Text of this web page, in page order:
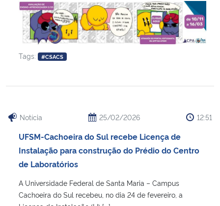
Tags: #CSACS
Notícia 25/02/2026 12:51
UFSM-Cachoeira do Sul recebe Licença de
Instalação para construção do Prédio do Centro
de Laboratórios
A Universidade Federal de Santa Maria – Campus
Cachoeira do Sul recebeu, no dia 24 de fevereiro, a